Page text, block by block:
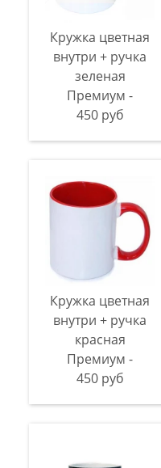
Кружка цветная
внутри + ручка
зеленая
Премиум -
450 руб
Кружка цветная
внутри + ручка
красная
Премиум -
450 руб